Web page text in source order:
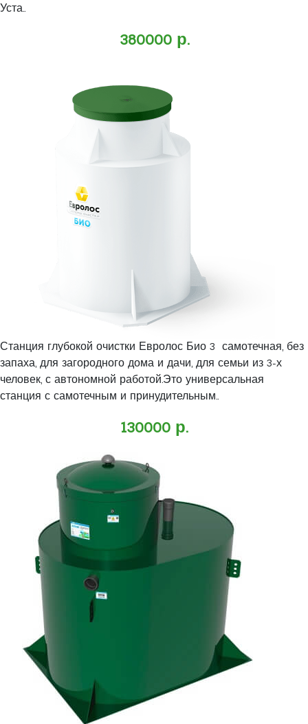
Уста..
380000 р.
Станция глубокой очистки Евролос Био 3 самотечная, без
запаха, для загородного дома и дачи, для семьи из 3-х
человек, с автономной работой.Это универсальная
станция с самотечным и принудительным..
130000 р.